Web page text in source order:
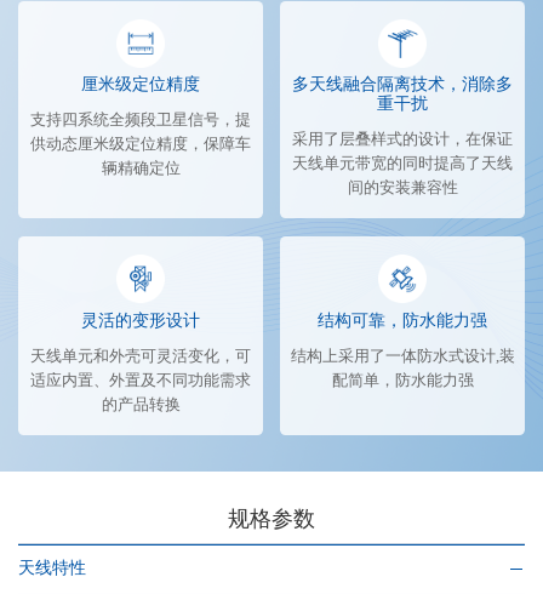
厘米级定位精度
支持四系统全频段卫星信号，提
供动态厘米级定位精度，保障车
辆精确定位
多天线融合隔离技术，消除多
重干扰
采用了层叠样式的设计，在保证
天线单元带宽的同时提高了天线
间的安装兼容性
灵活的变形设计
天线单元和外壳可灵活变化，可
适应内置、外置及不同功能需求
的产品转换
结构可靠，防水能力强
结构上采用了一体防水式设计,装
配简单，防水能力强
规格参数
天线特性